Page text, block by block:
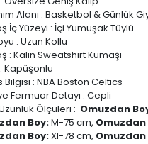
Alanı : Basketbol & Günlük
İç Yüzeyi : İçi Yumuşak Tüylü
: Uzun Kollu
: Kalın Sweatshirt Kumaşı
Kapüşonlu
Bilgisi : NBA Boston Celtics
Fermuar Detayı : Cepli
Ölçüleri : Omuzdan
Boy:M-75 cm, Omuzdan
Boy:Xl-78 cm, Omuzdan